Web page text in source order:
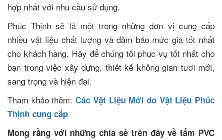
hợp nhất với nhu cầu sử dụng.
Phúc Thịnh sẽ là một trong những đơn vị cung cấp
nhiều vật liệu chất lượng và đảm bảo mức giá tốt nhất
cho khách hàng. Hãy để chúng tôi phục vụ tốt nhất cho
bạn trong việc xây dựng, thiết kế không gian tươi mới,
sang trọng và hiện đại.
Tham khảo thêm:Các Vật Liệu Mới do Vật Liệu Phúc
Thịnh cung cấp
Mong rằng với những chia sẻ trên đây về tấm PVC